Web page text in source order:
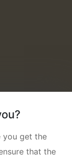
you get the
that the